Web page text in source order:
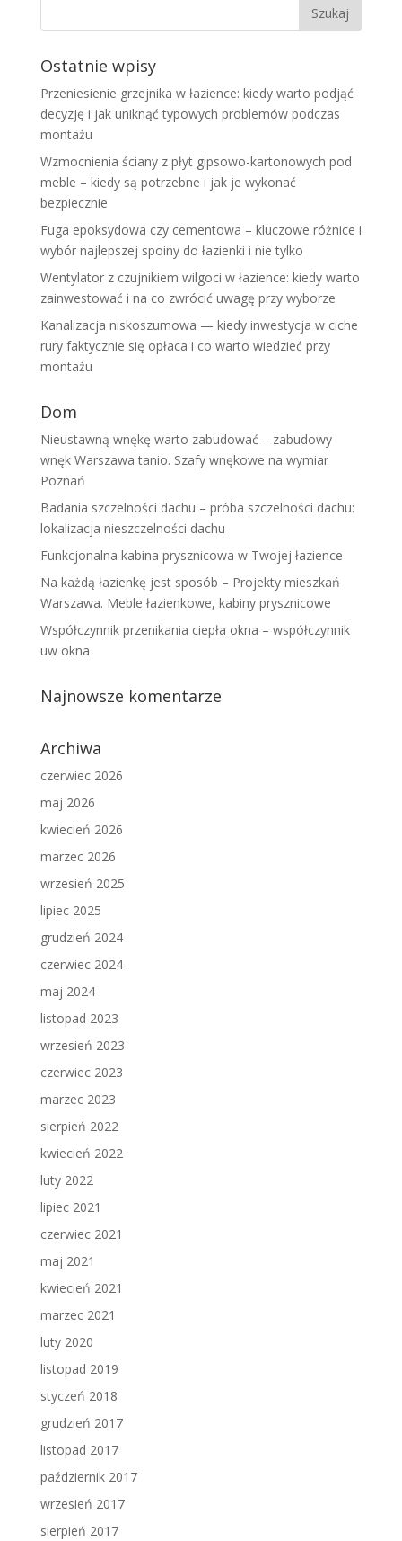
Ostatnie wpisy
Przeniesienie grzejnika w łazience: kiedy warto podjąć
decyzję i jak uniknąć typowych problemów podczas
montażu
Wzmocnienia ściany z płyt gipsowo-kartonowych pod
meble – kiedy są potrzebne i jak je wykonać
bezpiecznie
Fuga epoksydowa czy cementowa – kluczowe różnice i
wybór najlepszej spoiny do łazienki i nie tylko
Wentylator z czujnikiem wilgoci w łazience: kiedy warto
zainwestować i na co zwrócić uwagę przy wyborze
Kanalizacja niskoszumowa — kiedy inwestycja w ciche
rury faktycznie się opłaca i co warto wiedzieć przy
montażu
Dom
Nieustawną wnękę warto zabudować – zabudowy
wnęk Warszawa tanio. Szafy wnękowe na wymiar
Poznań
Badania szczelności dachu – próba szczelności dachu:
lokalizacja nieszczelności dachu
Funkcjonalna kabina prysznicowa w Twojej łazience
Na każdą łazienkę jest sposób – Projekty mieszkań
Warszawa. Meble łazienkowe, kabiny prysznicowe
Współczynnik przenikania ciepła okna – współczynnik
uw okna
Najnowsze komentarze
Archiwa
czerwiec 2026
maj 2026
kwiecień 2026
marzec 2026
wrzesień 2025
lipiec 2025
grudzień 2024
czerwiec 2024
maj 2024
listopad 2023
wrzesień 2023
czerwiec 2023
marzec 2023
sierpień 2022
kwiecień 2022
luty 2022
lipiec 2021
czerwiec 2021
maj 2021
kwiecień 2021
marzec 2021
luty 2020
listopad 2019
styczeń 2018
grudzień 2017
listopad 2017
październik 2017
wrzesień 2017
sierpień 2017